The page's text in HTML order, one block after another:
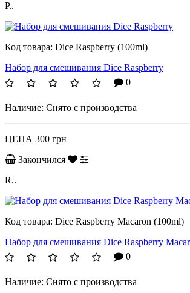
P..
Код товара: Dice Raspberry (100ml)
Набор для смешивания Dice Raspberry
0
Наличие: Снято с производства
ЦЕНА 300 грн
Закончился
R..
Код товара: Dice Raspberry Macaron (100ml)
Набор для смешивания Dice Raspberry
0
Наличие: Снято с производства